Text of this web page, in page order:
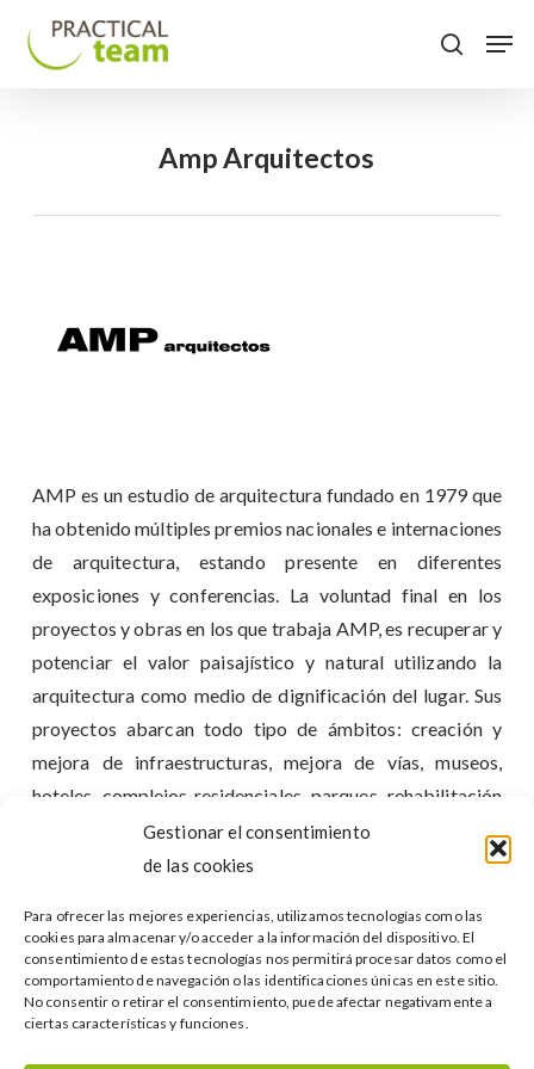
Gestionar el consentimiento
de las cookies
Para ofrecer las mejores experiencias, utilizamos tecnologías como las
cookies para almacenar y/o acceder a la información del dispositivo. El
consentimiento de estas tecnologías nos permitirá procesar datos como el
comportamiento de navegación o las identificaciones únicas en este sitio.
No consentir o retirar el consentimiento, puede afectar negativamente a
ciertas características y funciones.
search
Amp Arquitectos
AMP es un estudio de arquitectura fundado en 1979 que
ha obtenido múltiples premios nacionales e internaciones
de arquitectura, estando presente en diferentes
exposiciones y conferencias. La voluntad final en los
proyectos y obras en los que trabaja AMP, es recuperar y
potenciar el valor paisajístico y natural utilizando la
arquitectura como medio de dignificación del lugar. Sus
proyectos abarcan todo tipo de ámbitos: creación y
mejora de infraestructuras, mejora de vías, museos,
hoteles, complejos residenciales, parques, rehabilitación
de espacios de todo tipo…
Internacionalización de su actividad
Asesoramiento